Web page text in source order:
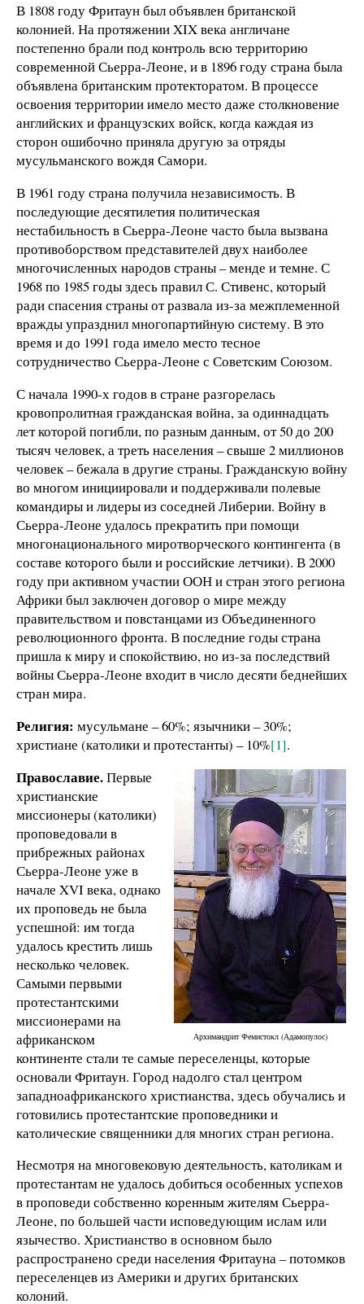
В 1808 году Фритаун был объявлен британской
колонией. На протяжении XIX века англичане
постепенно брали под контроль всю территорию
современной Сьерра-Леоне, и в 1896 году страна была
объявлена британским протекторатом. В процессе
освоения территории имело место даже столкновение
английских и французских войск, когда каждая из
сторон ошибочно приняла другую за отряды
мусульманского вождя Самори.
В 1961 году страна получила независимость. В
последующие десятилетия политическая
нестабильность в Сьерра-Леоне часто была вызвана
противоборством представителей двух наиболее
многочисленных народов страны – менде и темне. С
1968 по 1985 годы здесь правил С. Стивенс, который
ради спасения страны от развала из-за межплеменной
вражды упразднил многопартийную систему. В это
время и до 1991 года имело место тесное
сотрудничество Сьерра-Леоне с Советским Союзом.
С начала 1990-х годов в стране разгорелась
кровопролитная гражданская война, за одиннадцать
лет которой погибли, по разным данным, от 50 до 200
тысяч человек, а треть населения – свыше 2 миллионов
человек – бежала в другие страны. Гражданскую войну
во многом инициировали и поддерживали полевые
командиры и лидеры из соседней Либерии. Войну в
Сьерра-Леоне удалось прекратить при помощи
многонационального миротворческого контингента (в
составе которого были и российские летчики). В 2000
году при активном участии ООН и стран этого региона
Африки был заключен договор о мире между
правительством и повстанцами из Объединенного
революционного фронта. В последние годы страна
пришла к миру и спокойствию, но из-за последствий
войны Сьерра-Леоне входит в число десяти беднейших
стран мира.
Религия: мусульмане – 60%; язычники – 30%;
христиане (католики и протестанты) – 10%[1].
Архимандрит Фемистокл (Адамопулос)
Православие.Первые
христианские
миссионеры (католики)
проповедовали в
прибрежных районах
Сьерра-Леоне уже в
начале XVI века, однако
их проповедь не была
успешной: им тогда
удалось крестить лишь
несколько человек.
Самыми первыми
протестантскими
миссионерами на
африканском
континенте стали те самые переселенцы, которые
основали Фритаун. Город надолго стал центром
западноафриканского христианства, здесь обучались и
готовились протестантские проповедники и
католические священники для многих стран региона.
Несмотря на многовековую деятельность, католикам и
протестантам не удалось добиться особенных успехов
в проповеди собственно коренным жителям Сьерра-
Леоне, по большей части исповедующим ислам или
язычество. Христианство в основном было
распространено среди населения Фритауна – потомков
переселенцев из Америки и других британских
колоний.